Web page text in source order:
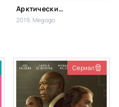
Арктический апокалипсис
2019, Megogo
Сериал